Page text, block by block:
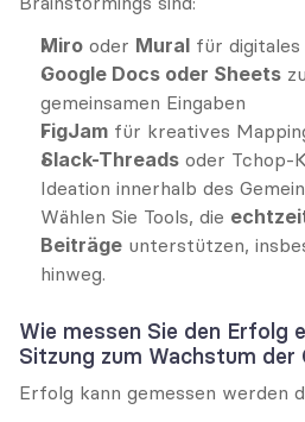
Miro oder Mural für
Google Docs oder Sheets
gemeinsamen Eingaben
FigJam für kreatives
Slack-Threads oder Tchop-
Ideation innerhalb des
Wählen Sie Tools, die
Beiträge unterstützen,
hinweg.
Wie messen Sie den Erfolg
Sitzung zum Wachstum der
Erfolg kann gemessen werden